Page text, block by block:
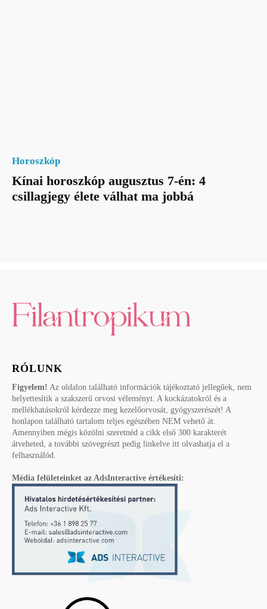
Horoszkóp
Kínai horoszkóp augusztus 7-én: 4
csillagjegy élete válhat ma jobbá
RÓLUNK
Figyelem! Az oldalon található információk tájékoztató jellegűek, nem
helyettesítik a szakszerű orvosi véleményt. A kockázatokról és a
mellékhatásokról kérdezze meg kezelőorvosát, gyógyszerészét! A
honlapon található tartalom teljes egészében NEM vehető át.
Amennyiben mégis közölni szeretnéd a cikk első 300 karakterét
átveheted, a további szövegrészt pedig linkelve itt olvashatja el a
felhasználód.
Média felületeinket az AdsInteractive értékesíti: